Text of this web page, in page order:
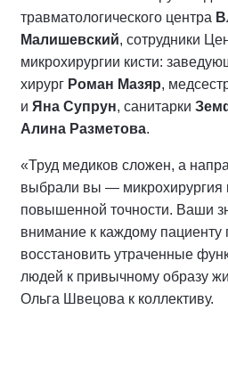
травматологического центра
Малишевский, сотрудники
микрохирургии кисти:
хирург Роман Мазяр,
и Яна Супрун, санитарки
Алина Разметова.
«Труд медиков сложен, а
выбрали вы — микрохирургия
повышенной точности. Ваши
внимание к каждому пациенту
восстановить утраченные
людей к привычному образу
Ольга Швецова к коллективу.